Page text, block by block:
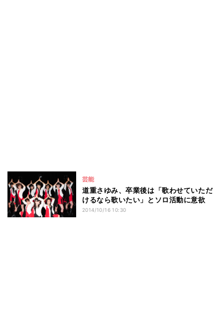
芸能
道重さゆみ、卒業後は「歌わせていただ
けるなら歌いたい」とソロ活動に意欲
2014/10/16 10:30